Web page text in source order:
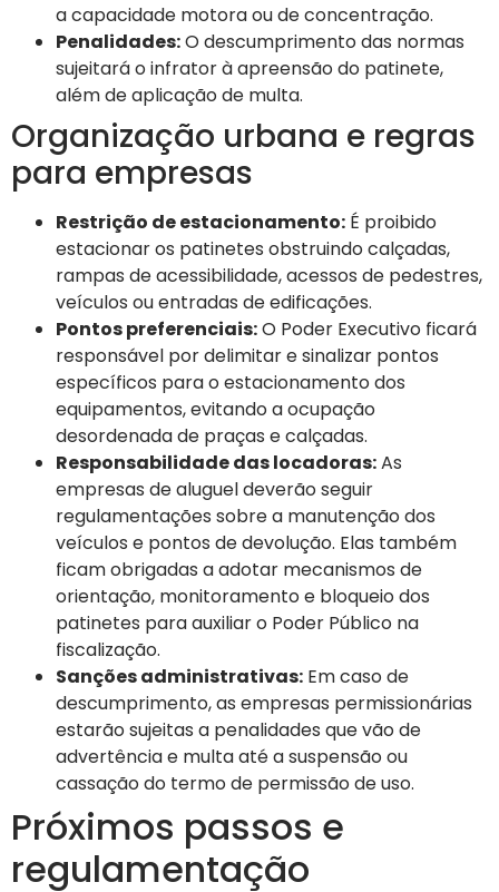
a capacidade motora ou de concentração.
Penalidades:O descumprimento das normas
sujeitará o infrator à apreensão do patinete,
além de aplicação de multa.
Organização urbana e regras
para empresas
Restrição de estacionamento: É proibido
estacionar os patinetes obstruindo calçadas,
rampas de acessibilidade, acessos de pedestres,
veículos ou entradas de edificações.
Pontos preferenciais:O Poder Executivo ficará
responsável por delimitar e sinalizar pontos
específicos para o estacionamento dos
equipamentos, evitando a ocupação
desordenada de praças e calçadas.
Responsabilidade das locadoras:As
empresas de aluguel deverão seguir
regulamentações sobre a manutenção dos
veículos e pontos de devolução. Elas também
ficam obrigadas a adotar mecanismos de
orientação, monitoramento e bloqueio dos
patinetes para auxiliar o Poder Público na
fiscalização.
Sanções administrativas: Em caso de
descumprimento, as empresas permissionárias
estarão sujeitas a penalidades que vão de
advertência e multa até a suspensão ou
cassação do termo de permissão de uso.
Próximos passos e
regulamentação